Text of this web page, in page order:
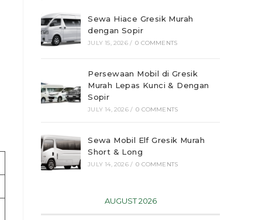
Sewa Hiace Gresik Murah
dengan Sopir
JULY 15, 2026 / 0 COMMENTS
Persewaan Mobil di Gresik
Murah Lepas Kunci & Dengan
Sopir
JULY 14, 2026 / 0 COMMENTS
Sewa Mobil Elf Gresik Murah
Short & Long
JULY 14, 2026 / 0 COMMENTS
AUGUST 2026